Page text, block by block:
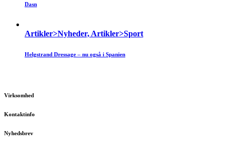
Dasn
Artikler>Nyheder, Artikler>Sport
Helgstrand Dressage – nu også i Spanien
Virksomhed
Kontaktinfo
Nyhedsbrev